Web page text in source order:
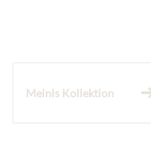
Meinls Kollektion